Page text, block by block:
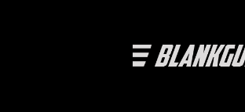
Navigation
Zum
Inhalt